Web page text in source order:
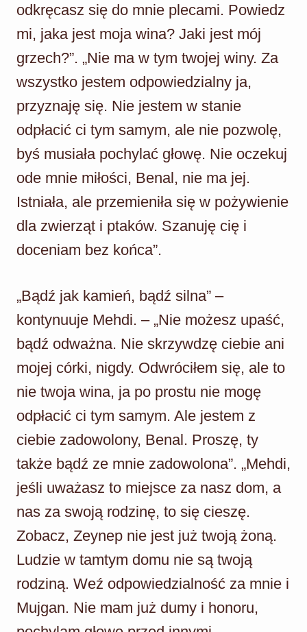
odkręcasz się do mnie plecami. Powiedz
mi, jaka jest moja wina? Jaki jest mój
grzech?”. „Nie ma w tym twojej winy. Za
wszystko jestem odpowiedzialny ja,
przyznaję się. Nie jestem w stanie
odpłacić ci tym samym, ale nie pozwolę,
byś musiała pochylać głowę. Nie oczekuj
ode mnie miłości, Benal, nie ma jej.
Istniała, ale przemieniła się w pożywienie
dla zwierząt i ptaków. Szanuję cię i
doceniam bez końca”.
„Bądź jak kamień, bądź silna” –
kontynuuje Mehdi. – „Nie możesz upaść,
bądź odważna. Nie skrzywdzę ciebie ani
mojej córki, nigdy. Odwróciłem się, ale to
nie twoja wina, ja po prostu nie mogę
odpłacić ci tym samym. Ale jestem z
ciebie zadowolony, Benal. Proszę, ty
także bądź ze mnie zadowolona”. „Mehdi,
jeśli uważasz to miejsce za nasz dom, a
nas za swoją rodzinę, to się cieszę.
Zobacz, Zeynep nie jest już twoją żoną.
Ludzie w tamtym domu nie są twoją
rodziną. Weź odpowiedzialność za mnie i
Mujgan. Nie mam już dumy i honoru,